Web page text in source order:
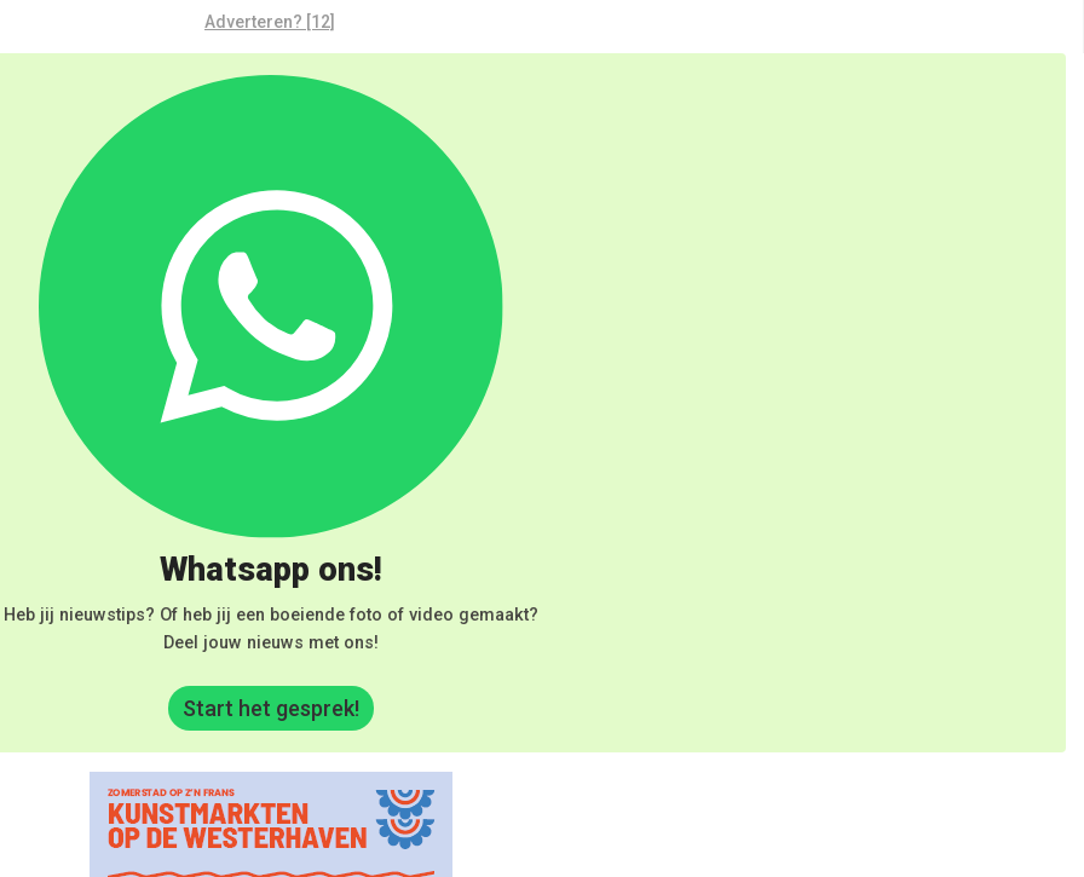
Adverteren? [12]
Whatsapp ons!
Heb jij nieuwstips? Of heb jij een boeiende foto of video gemaakt?
Deel jouw nieuws met ons!
Start het gesprek!